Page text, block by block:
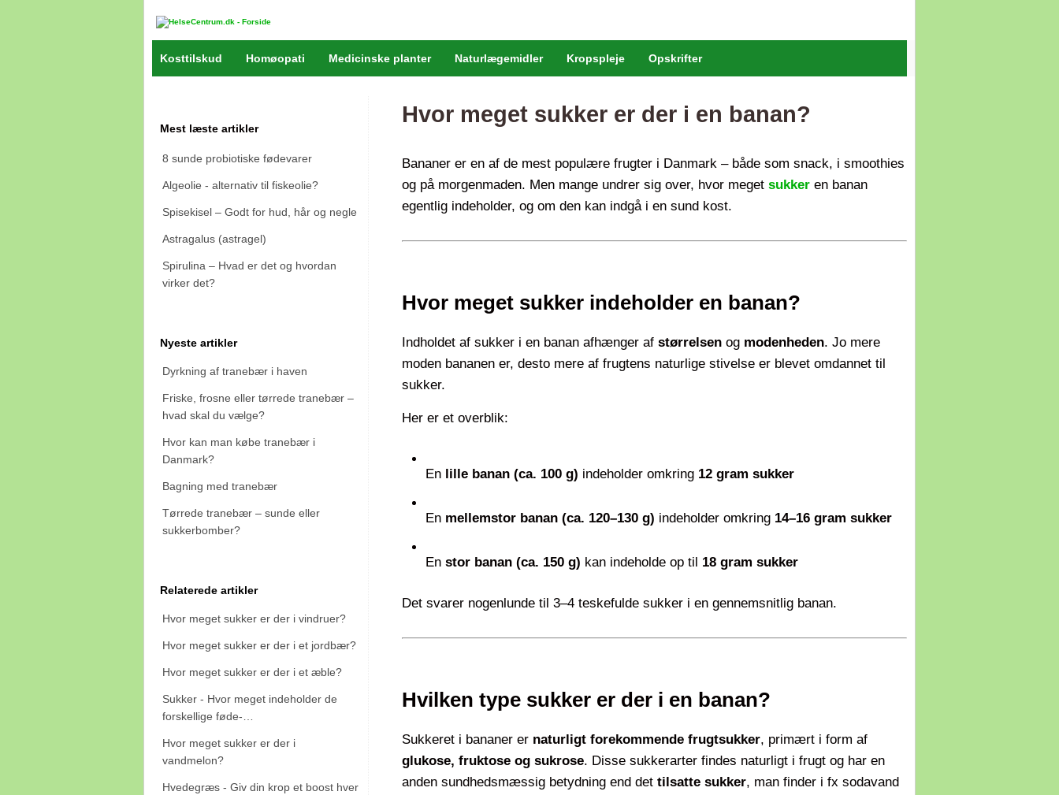
Kosttilskud Homøopati Medicinske planter Naturlægemidler Kropspleje Opskrifter
Hvor meget sukker er der i en banan?
Bananer er en af de mest populære frugter i Danmark – både som snack, i smoothies
og på morgenmaden. Men mange undrer sig over, hvor megetsukker en banan
egentlig indeholder, og om den kan indgå i en sund kost.
Hvor meget sukker indeholder en banan?
Indholdet af sukker i en banan afhænger afstørrelsen og modenheden. Jo mere
moden bananen er, desto mere af frugtens naturlige stivelse er blevet omdannet til
sukker.
Her er et overblik:
En lille banan (ca. 100 g) indeholder omkring 12 gram sukker
En mellemstor banan (ca. 120–130 g) indeholder omkring 14–16 gram sukker
Enstor banan (ca. 150 g) kan indeholde op til 18 gram sukker
Det svarer nogenlunde til 3–4 teskefulde sukker i en gennemsnitlig banan.
Hvilken type sukker er der i en banan?
Sukkeret i bananer er naturligt forekommende frugtsukker, primært i form af
glukose, fruktose og sukrose. Disse sukkerarter findes naturligt i frugt og har en
anden sundhedsmæssig betydning end dettilsatte sukker, man finder i fx sodavand
Mest læste artikler
8 sunde probiotiske fødevarer
Algeolie - alternativ til fiskeolie?
Spisekisel – Godt for hud, hår og negle
Astragalus (astragel)
Spirulina – Hvad er det og hvordan
virker det?
Nyeste artikler
Dyrkning af tranebær i haven
Friske, frosne eller tørrede tranebær –
hvad skal du vælge?
Hvor kan man købe tranebær i
Danmark?
Bagning med tranebær
Tørrede tranebær – sunde eller
sukkerbomber?
Relaterede artikler
Hvor meget sukker er der i vindruer?
Hvor meget sukker er der i et jordbær?
Hvor meget sukker er der i et æble?
Sukker - Hvor meget indeholder de
forskellige føde-…
Hvor meget sukker er der i
vandmelon?
Hvedegræs - Giv din krop et boost hver